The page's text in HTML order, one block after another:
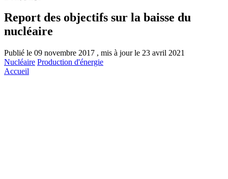
Report des objectifs sur la baisse du
nucléaire
Publié le 09 novembre 2017 , mis à jour le 23 avril 2021
Nucléaire Production d'énergie
Accueil